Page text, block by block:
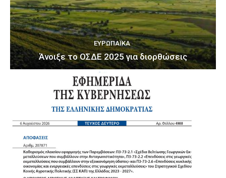
ΕΥΡΩΠΑΪΚΆ
Άνοιξε το ΟΣΔΕ 2025 για διορθώσεις